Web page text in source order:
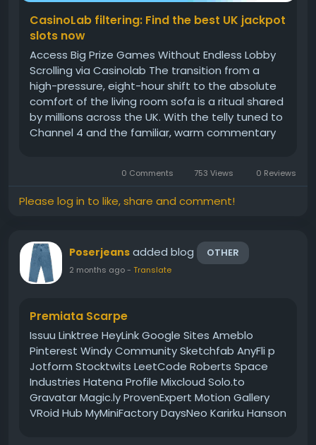
CasinoLab filtering: Find the best UK jackpot
slots now
Access Big Prize Games Without Endless Lobby
Scrolling via Casinolab The transition from a
high-pressure, eight-hour shift to the absolute
comfort of the living room sofa is a ritual shared
by millions across the UK. With the telly tuned to
Channel 4 and the familiar, warm commentary
0 Comments 753 Views 0 Reviews
Please log in to like, share and comment!
Poserjeans added blog OTHER
2 months ago- Translate
Premiata Scarpe
Issuu Linktree HeyLink Google Sites Ameblo
Pinterest Windy Community Sketchfab AnyFli p
Jotform Stocktwits LeetCode Roberts Space
Industries Hatena Profile Mixcloud Solo.to
Gravatar Magic.ly ProvenExpert Motion Gallery
VRoid Hub MyMiniFactory DaysNeo Karirku Hanson